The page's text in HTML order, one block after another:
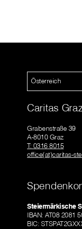
Österreich
Caritas
Grabenstraße 39
A-8010 Graz
T: 0316 8015
office(at)caritas-
Steiermärkische
IBAN: AT08 2081
BIC: